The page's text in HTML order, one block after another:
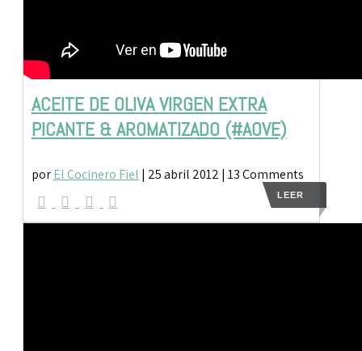
ACEITE DE OLIVA VIRGEN EXTRA
PICANTE & AROMATIZADO (#AOVE)
porEl Cocinero Fiel | 25 abril 2012 | 13 Comments
LEER